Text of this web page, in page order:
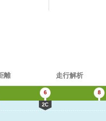
離 走行解析
6
2C
8